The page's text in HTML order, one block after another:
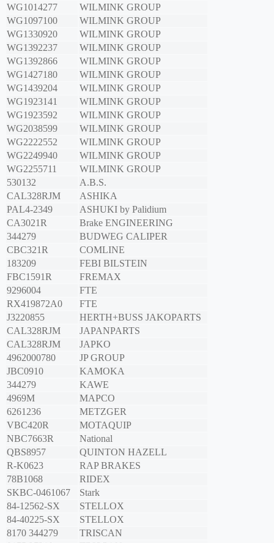
WG1014277
WILMINK GROUP
WG1097100
WILMINK GROUP
WG1330920
WILMINK GROUP
WG1392237
WILMINK GROUP
WG1392866
WILMINK GROUP
WG1427180
WILMINK GROUP
WG1439204
WILMINK GROUP
WG1923141
WILMINK GROUP
WG1923592
WILMINK GROUP
WG2038599
WILMINK GROUP
WG2222552
WILMINK GROUP
WG2249940
WILMINK GROUP
WG2255711
WILMINK GROUP
530132
A.B.S.
CAL328RJM
ASHIKA
PAL4-2349
ASHUKI by Palidium
CA3021R
Brake ENGINEERING
344279
BUDWEG CALIPER
CBC321R
COMLINE
183209
FEBI BILSTEIN
FBC1591R
FREMAX
9296004
FTE
RX419872A0
FTE
J3220855
HERTH+BUSS JAKOPARTS
CAL328RJM
JAPANPARTS
CAL328RJM
JAPKO
4962000780
JP GROUP
JBC0910
KAMOKA
344279
KAWE
4969M
MAPCO
6261236
METZGER
VBC420R
MOTAQUIP
NBC7663R
National
QBS8957
QUINTON HAZELL
R-K0623
RAP BRAKES
78B1068
RIDEX
SKBC-0461067
Stark
84-12562-SX
STELLOX
84-40225-SX
STELLOX
8170 344279
TRISCAN